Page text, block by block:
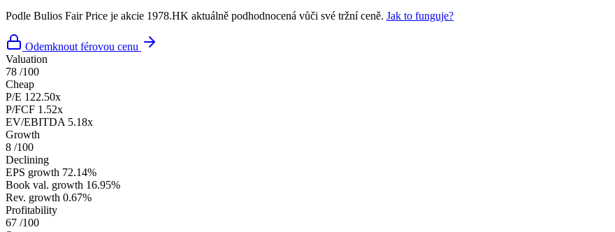
Podle Bulios Fair Price je akcie 1978.HK aktuálně podhodnocená vůči své tržní ceně. Jak to funguje?
Odemknout férovou cenu
Valuation
78 /100
Cheap
P/E 122.50x
P/FCF 1.52x
EV/EBITDA 5.18x
Growth
8 /100
Declining
EPS growth 72.14%
Book val. growth 16.95%
Rev. growth 0.67%
Profitability
67 /100